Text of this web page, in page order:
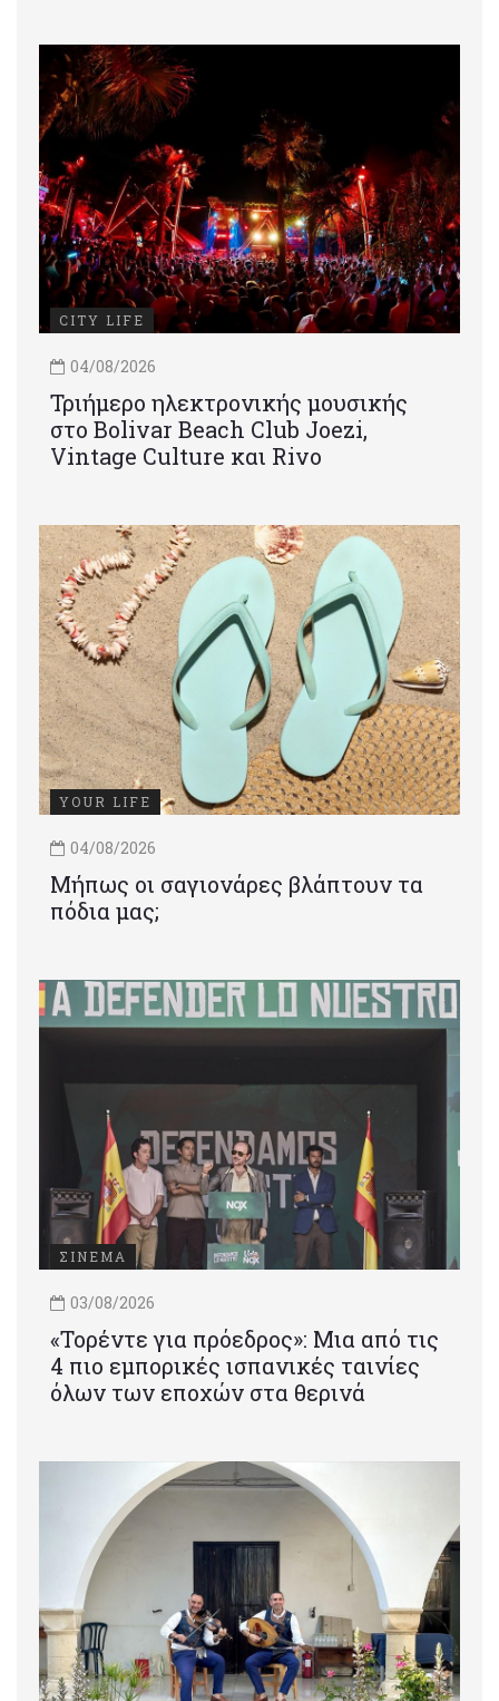
CITY LIFE
04/08/2026
Τριήμερο ηλεκτρονικής μουσικής
στο Bolivar Beach Club Joezi,
Vintage Culture και Rivo
YOUR LIFE
04/08/2026
Μήπως οι σαγιονάρες βλάπτουν τα
πόδια μας;
ΣΙΝΕΜΑ
03/08/2026
«Τορέντε για πρόεδρος»: Mια από τις
4 πιο εμπορικές ισπανικές ταινίες
όλων των εποχών στα θερινά